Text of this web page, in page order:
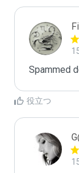
Spammed
役立つ